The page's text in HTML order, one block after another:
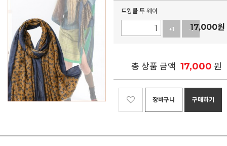
트윙클 투 웨이
+1 -117,000원
총 상품 금액 17,000 원
장바구니 구매하기